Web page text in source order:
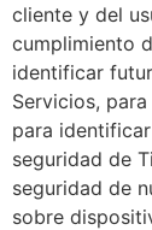
cliente y del
cumplimiento
identificar
Servicios,
para
seguridad de
seguridad de
sobre